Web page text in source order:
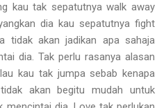
kau tak sepatutnya walk away
dia kau sepatutnya fight
tidak akan jadikan apa sahaja
dia. Tak perlu rasanya alasan
kau tak jumpa sebab kenapa
akan begitu mudah untuk